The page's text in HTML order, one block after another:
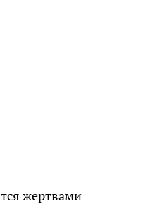
жертвами